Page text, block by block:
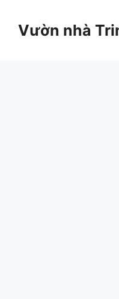
Vườn nhà